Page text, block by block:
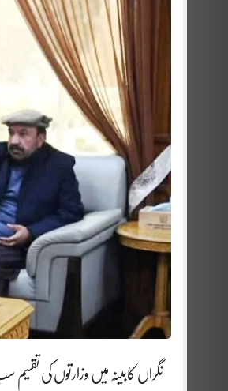
نگراں کابینہ میں وزارتوں کی تقسیم